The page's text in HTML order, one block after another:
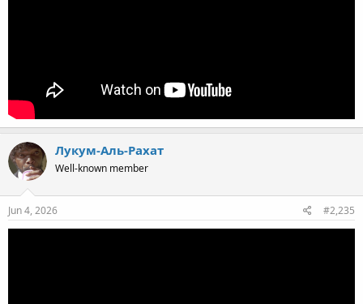
Лукум-Аль-Рахат
Well-known member
Jun 4, 2026 #2,235